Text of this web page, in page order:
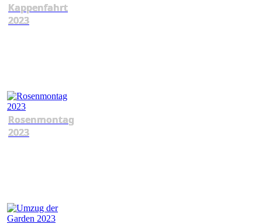
Kappenfahrt
2023
Rosenmontag
2023